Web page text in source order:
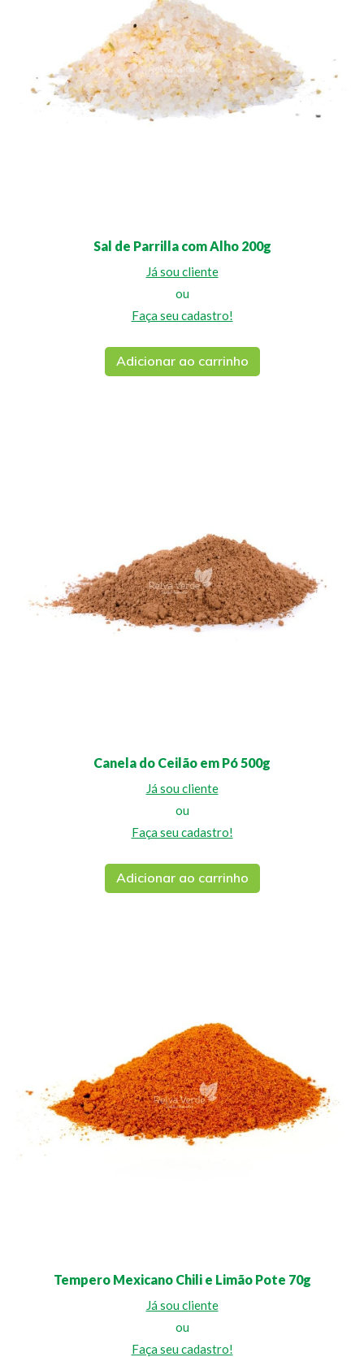
Sal de Parrilla com Alho 200g
Já sou cliente
ou
Faça seu cadastro!
Adicionar ao carrinho
Canela do Ceilão em Pó 500g
Já sou cliente
ou
Faça seu cadastro!
Adicionar ao carrinho
Tempero Mexicano Chili e Limão Pote 70g
Já sou cliente
ou
Faça seu cadastro!